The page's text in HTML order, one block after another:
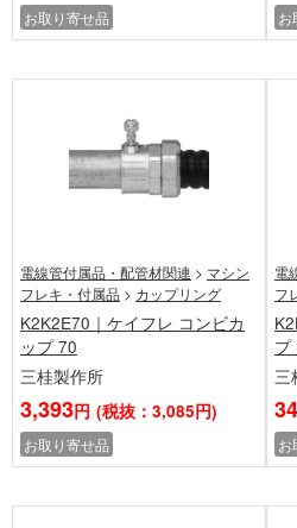
お取り寄せ品 お
電線管付属品・配管材関連 > マシン
フレキ・付属品 > カップリング
K2K2E70｜ケイフレ コンビカ
ップ 70
三桂製作所
3,393円 (税抜：3,085円)
お取り寄せ品
電
フ
プ
三
お